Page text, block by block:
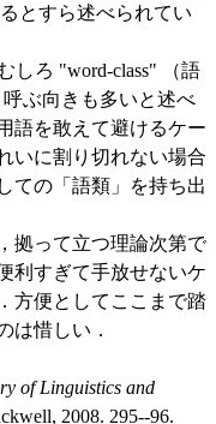
とすら述べられてい
しろ "word-class" （語
ぶ向きも多いと述べ
語を敢えて避けるケー
いに割り切れない場合
ての「語類」を持ち出
拠って立つ理論次第で
利すぎて手放せないケ
方便としてここまで踏
は惜しい．
of Linguistics and
2008. 295--96.